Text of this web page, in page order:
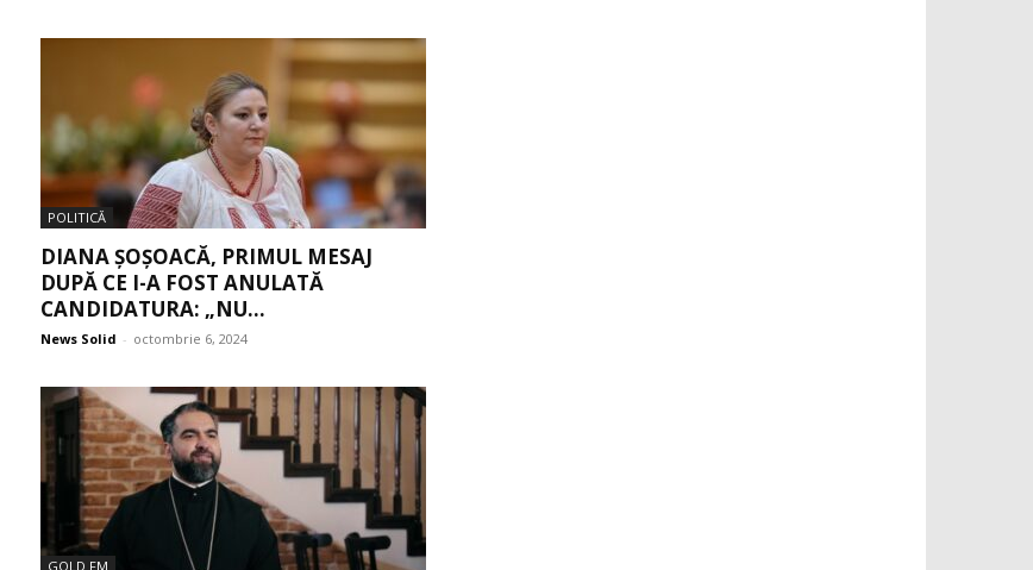
POLITICĂ
DIANA ȘOȘOACĂ, PRIMUL MESAJ
DUPĂ CE I-A FOST ANULATĂ
CANDIDATURA: „NU...
News Solid - octombrie 6, 2024
GOLD FM